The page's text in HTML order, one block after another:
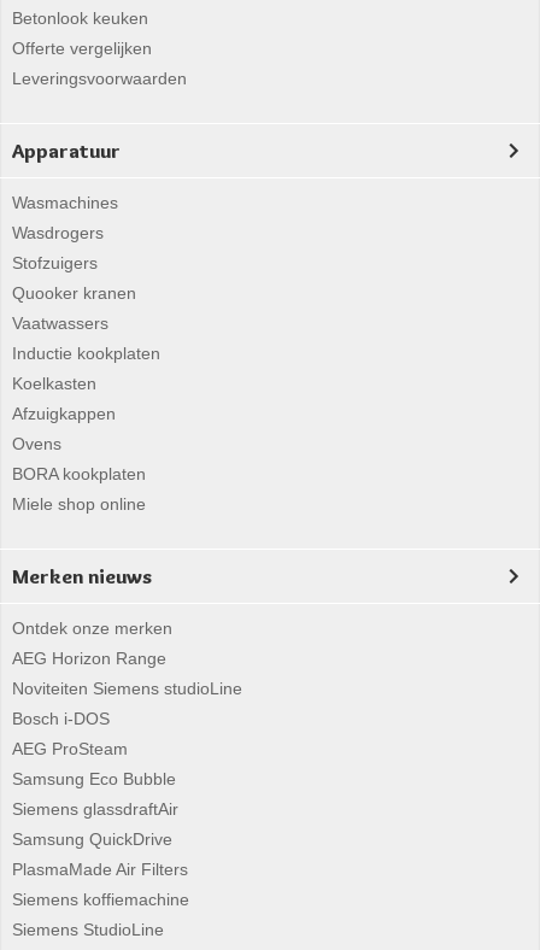
Betonlook keuken
Offerte vergelijken
Leveringsvoorwaarden
Apparatuur
Wasmachines
Wasdrogers
Stofzuigers
Quooker kranen
Vaatwassers
Inductie kookplaten
Koelkasten
Afzuigkappen
Ovens
BORA kookplaten
Miele shop online
Merken nieuws
Ontdek onze merken
AEG Horizon Range
Noviteiten Siemens studioLine
Bosch i-DOS
AEG ProSteam
Samsung Eco Bubble
Siemens glassdraftAir
Samsung QuickDrive
PlasmaMade Air Filters
Siemens koffiemachine
Siemens StudioLine